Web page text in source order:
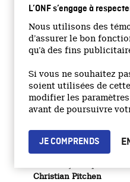
L’ONF s’engage à
Nous utilisons des
d’assurer le bon
qu’à des fins
Si vous ne souhaitez
soient utilisées de
modifier les
avant de poursuivre
JE COMPRENDS
Sergiu Suciu
Coordonnatrice,
Caroline Fournier
Enregistrement de la
Coordonnatrice
Mira Mailhot
Chargée de projets,
Chargée d’édition
Christian Pitchen